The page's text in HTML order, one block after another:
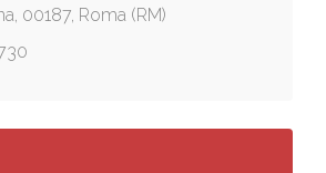
00187, Roma (RM)